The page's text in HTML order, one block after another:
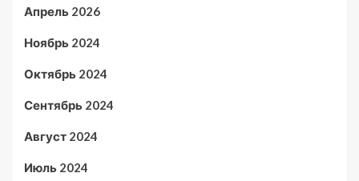
Апрель 2026
Ноябрь 2024
Октябрь 2024
Сентябрь 2024
Август 2024
Июль 2024